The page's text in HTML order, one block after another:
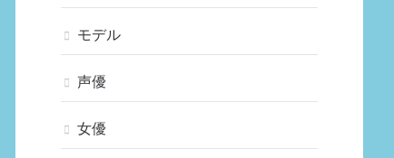
モデル
声優
女優